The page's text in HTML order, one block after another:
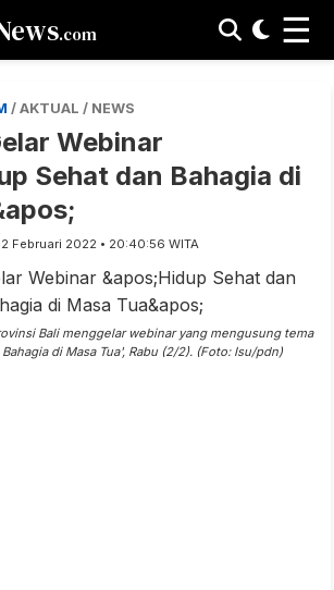
.com ☰
/ AKTUAL / NEWS
Webinar
Sehat dan Bahagia di
Februari 2022 • 20:40:56 WITA
Bali menggelar webinar yang mengusung tema
di Masa Tua', Rabu (2/2). (Foto: Isu/pdn)